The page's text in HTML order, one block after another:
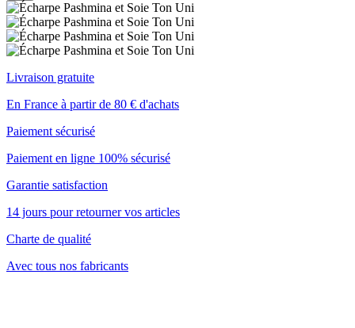
Livraison gratuite
En France à partir de 80 € d'achats
Paiement sécurisé
Paiement en ligne 100% sécurisé
Garantie satisfaction
14 jours pour retourner vos articles
Charte de qualité
Avec tous nos fabricants